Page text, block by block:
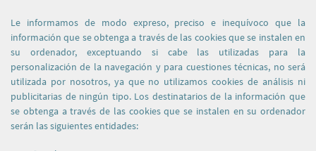
Le informamos de modo expreso, preciso e inequívoco que la
información que se obtenga a través de las cookies que se instalen en
su ordenador, exceptuando si cabe las utilizadas para la
personalización de la navegación y para cuestiones técnicas, no será
utilizada por nosotros, ya que no utilizamos cookies de análisis ni
publicitarias de ningún tipo. Los destinatarios de la información que
se obtenga a través de las cookies que se instalen en su ordenador
serán las siguientes entidades: